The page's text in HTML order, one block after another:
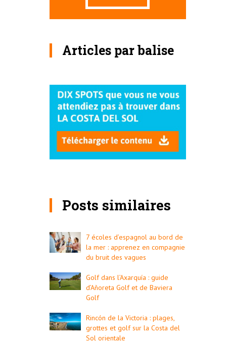
Articles par balise
Posts similaires
7 écoles d’espagnol au bord de
la mer : apprenez en compagnie
du bruit des vagues
Golf dans l’Axarquía : guide
d’Añoreta Golf et de Baviera
Golf
Rincón de la Victoria : plages,
grottes et golf sur la Costa del
Sol orientale